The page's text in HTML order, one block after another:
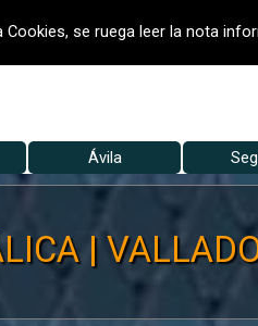
Cookies, se ruega leer la nota
- VALLADO
▼
Ávila ▼
|